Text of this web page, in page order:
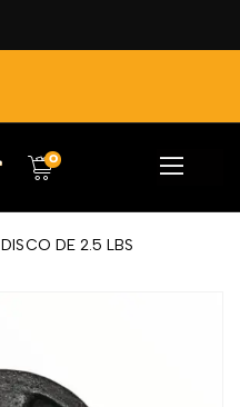
0
DISCO DE 2.5 LBS